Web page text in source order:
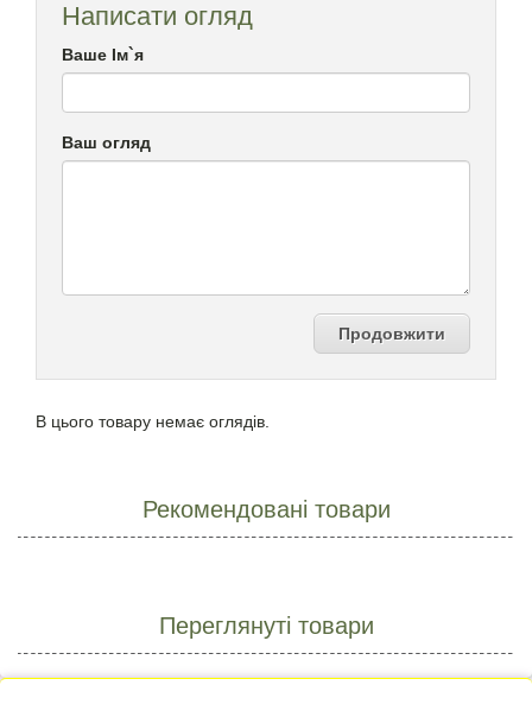
Написати огляд
Ваше Ім`я
Ваш огляд
Продовжити
В цього товару немає оглядів.
Рекомендовані товари
Переглянуті товари